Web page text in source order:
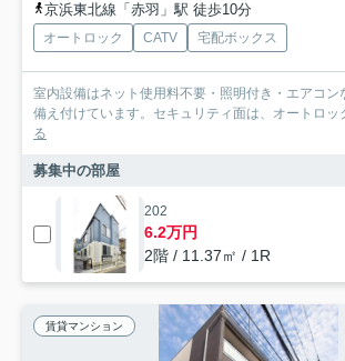
京浜東北線「赤羽」駅 徒歩10分
オートロック CATV 宅配ボックス
室内設備はネット使用料不要・照明付き・エアコン
備え付けています。セキュリティ面は、オートロッ
る
募集中の部屋
202
6.2万円
2階 / 11.37㎡ / 1R
賃貸マンション